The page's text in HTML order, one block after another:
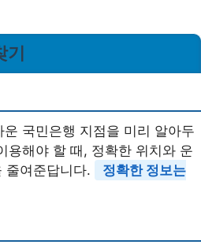
국민은행 지점을 미리 알아두
용해야 할 때, 정확한 위치와 운
줄여준답니다.
정확한 정보는